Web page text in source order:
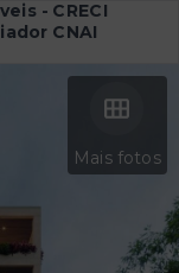
- CRECI
CNAI
Mais fotos